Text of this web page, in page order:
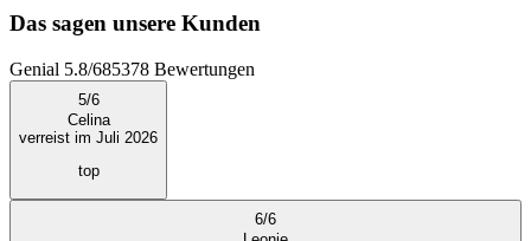
Das sagen unsere Kunden
Genial 5.8/685378 Bewertungen
5/6
Celina
verreist im Juli 2026
top
6/6